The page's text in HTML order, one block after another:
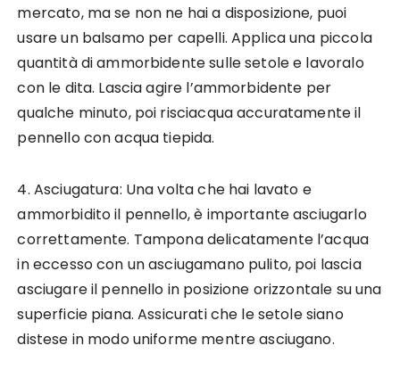
mercato, ma se non ne hai a disposizione, puoi
usare un balsamo per capelli. Applica una piccola
quantità di ammorbidente sulle setole e lavoralo
con le dita. Lascia agire l’ammorbidente per
qualche minuto, poi risciacqua accuratamente il
pennello con acqua tiepida.
4. Asciugatura: Una volta che hai lavato e
ammorbidito il pennello, è importante asciugarlo
correttamente. Tampona delicatamente l’acqua
in eccesso con un asciugamano pulito, poi lascia
asciugare il pennello in posizione orizzontale su una
superficie piana. Assicurati che le setole siano
distese in modo uniforme mentre asciugano.